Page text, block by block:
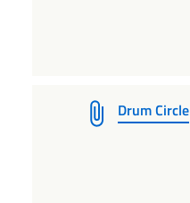
Drum Circle